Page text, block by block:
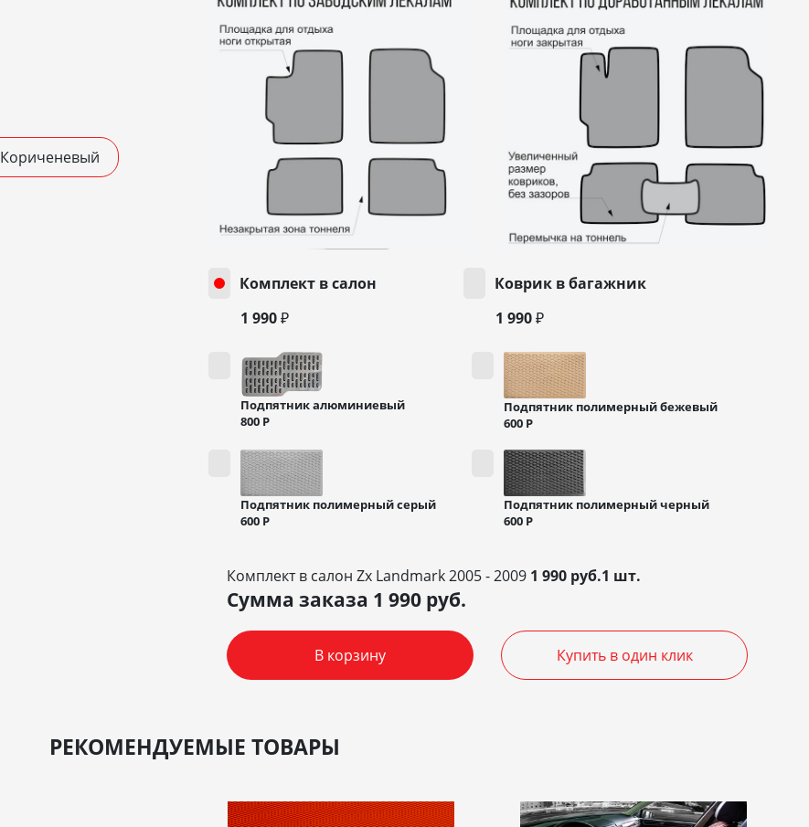
Кориченевый
Комплект в салон
1 990 ₽
Коврик в багажник
1 990 ₽
Подпятник алюминиевый
800 Р
Подпятник полимерный бежевый
600 Р
Подпятник полимерный серый
600 Р
Подпятник полимерный черный
600 Р
Комплект в салон Zx Landmark 2005 - 2009 1 990 руб.1 шт.
Сумма заказа 1 990 руб.
В корзину Купить в один клик
РЕКОМЕНДУЕМЫЕ ТОВАРЫ